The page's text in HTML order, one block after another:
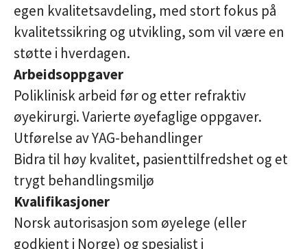
egen kvalitetsavdeling, med stort fokus på
kvalitetssikring og utvikling, som vil være en
støtte i hverdagen.
Arbeidsoppgaver
Poliklinisk arbeid før og etter refraktiv
øyekirurgi. Varierte øyefaglige oppgaver.
Utførelse av YAG-behandlinger
Bidra til høy kvalitet, pasienttilfredshet og et
trygt behandlingsmiljø
Kvalifikasjoner
Norsk autorisasjon som øyelege (eller
godkjent i Norge) og spesialist i